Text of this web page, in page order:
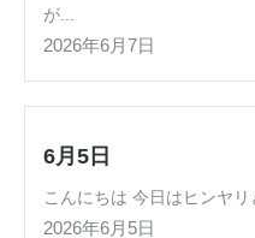
が...
2026年6月7日
6月5日
こんにちは 今日はヒンヤ
2026年6月5日